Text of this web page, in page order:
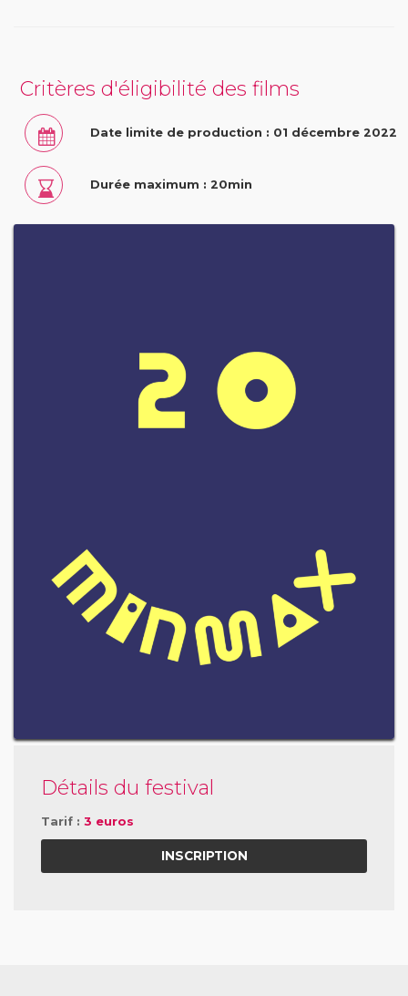
Détails du festival
Tarif : 3 euros
INSCRIPTION
Critères d'éligibilité des films
Date limite de production : 01 décembre 2022
Durée maximum : 20min